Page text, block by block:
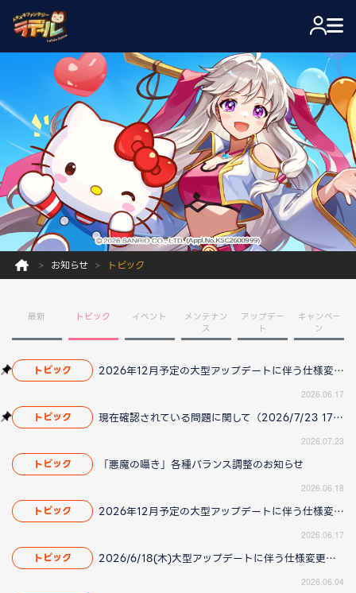
お知らせ トピック
最新 トピック イベント
メンテナン
ス
アップデー
ト
キャンペー
ン
トピック 2026年12月予定の大型アップデートに伴う仕様変更のお知らせ
2026.06.17
トピック 現在確認されている問題に関して（2026/7/23 17:00更新）
2026.07.23
トピック 「悪魔の囁き」各種バランス調整のお知らせ
2026.06.18
トピック 2026年12月予定の大型アップデートに伴う仕様変更のお知らせ
2026.06.17
トピック 2026/6/18(木)大型アップデートに伴う仕様変更のお知らせ(2026/06/04 更新)
2026.06.04